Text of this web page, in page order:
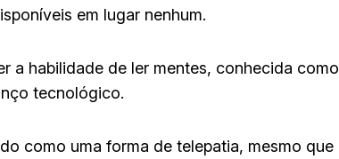
em lugar nenhum.
a habilidade de ler mentes, conhecida como
tecnológico.
como uma forma de telepatia, mesmo que